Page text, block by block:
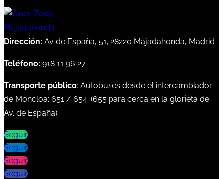
Dirección: Av de España, 51, 28220 Majadahonda, Madrid
Teléfono: 918 11 96 27
Transporte público: Autobuses desde el intercambiador
de Moncloa: 651 / 654. (655 para cerca en la glorieta de
Av. de España)
Seguir
Seguir
Seguir
Seguir